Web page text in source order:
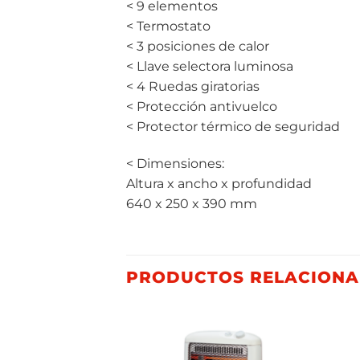
< 9 elementos
< Termostato
< 3 posiciones de calor
< Llave selectora luminosa
< 4 Ruedas giratorias
< Protección antivuelco
< Protector térmico de seguridad
< Dimensiones:
Altura x ancho x profundidad
640 x 250 x 390 mm
PRODUCTOS